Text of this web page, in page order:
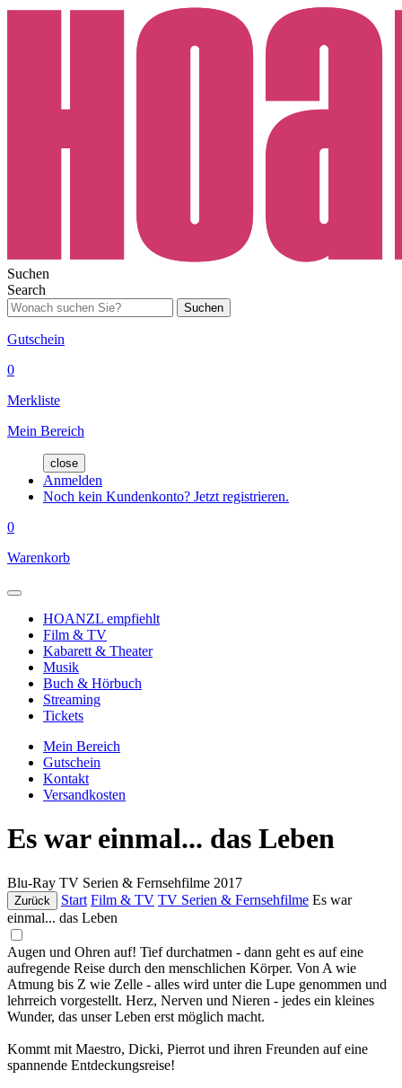
Suchen
Search
Suchen
Gutschein
0
Merkliste
Mein Bereich
close
Anmelden
Noch kein Kundenkonto? Jetzt registrieren.
0
Warenkorb
HOANZL empfiehlt
Film & TV
Kabarett & Theater
Musik
Buch & Hörbuch
Streaming
Tickets
Mein Bereich
Gutschein
Kontakt
Versandkosten
Es war einmal... das Leben
Blu-Ray TV Serien & Fernsehfilme 2017
Zurück Start Film & TV TV Serien & Fernsehfilme Es war
einmal... das Leben
Augen und Ohren auf! Tief durchatmen - dann geht es auf eine
aufregende Reise durch den menschlichen Körper. Von A wie
Atmung bis Z wie Zelle - alles wird unter die Lupe genommen und
lehrreich vorgestellt. Herz, Nerven und Nieren - jedes ein kleines
Wunder, das unser Leben erst möglich macht.
Kommt mit Maestro, Dicki, Pierrot und ihren Freunden auf eine
spannende Entdeckungsreise!